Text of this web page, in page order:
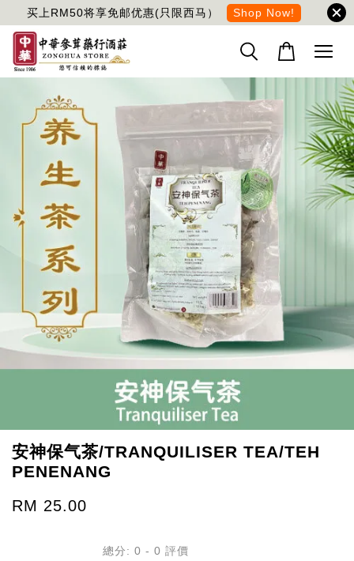
买上RM50将享免邮优惠(只限西马） Shop Now!
安神保气茶/TRANQUILISER TEA/TEH
PENENANG
RM 25.00
總分: 0 - 0 評價